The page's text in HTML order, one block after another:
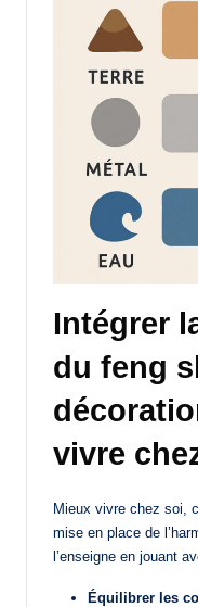
Intégrer
du feng
vivre
Mieux vivre chez soi,
mise en place de
l’enseigne en jouant
Équilibrer les